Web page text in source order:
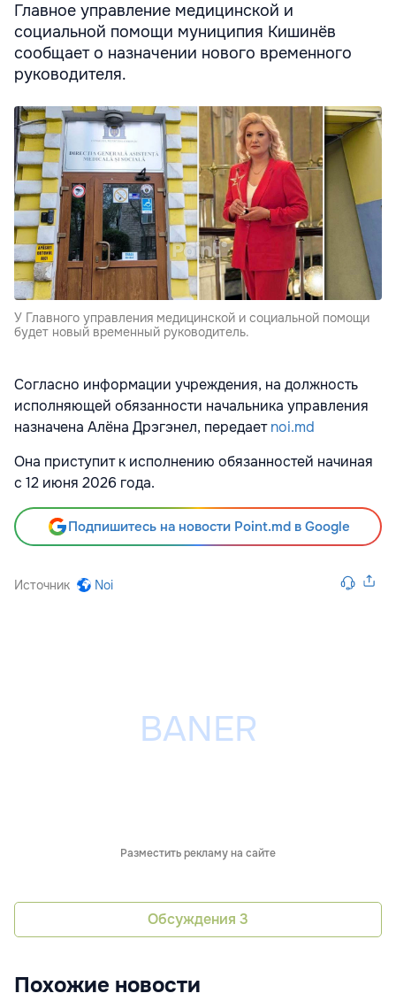
Главное управление медицинской и
социальной помощи муниципия Кишинёв
сообщает о назначении нового временного
руководителя.
У Главного управления медицинской и социальной помощи
будет новый временный руководитель.
Согласно информации учреждения, на должность
исполняющей обязанности начальника управления
назначена Алёна Дрэгэнел, передаетnoi.md
Она приступит к исполнению обязанностей начиная
с 12 июня 2026 года.
Подпишитесь на новости Point.md в Google
Источник Noi
Разместить рекламу на сайте
Обсуждения 3
Похожие новости